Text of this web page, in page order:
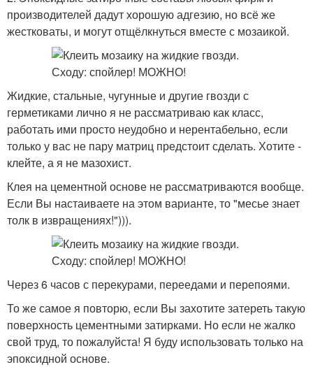
производителей дадут хорошую адгезию, но всё же
жестковаты, и могут отщёлкнуться вместе с мозаикой.
Жидкие, стальные, чугунные и другие гвозди с
герметиками лично я не рассматриваю как класс,
работать ими просто неудобно и нерентабельно, если
только у вас не пару матриц предстоит сделать. Хотите -
клейте, а я не мазохист.
Клея на цементной основе не рассматриваются вообще.
Если Вы настаиваете на этом варианте, то "месье знает
толк в извращениях!"))).
Через 6 часов с перекурами, переедами и перепоями.
То же самое я повторю, если Вы захотите затереть такую
поверхность цементными затирками. Но если не жалко
свой труд, то пожалуйста! Я буду использовать только на
эпоксидной основе.